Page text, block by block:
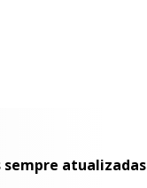
sempre atualizadas